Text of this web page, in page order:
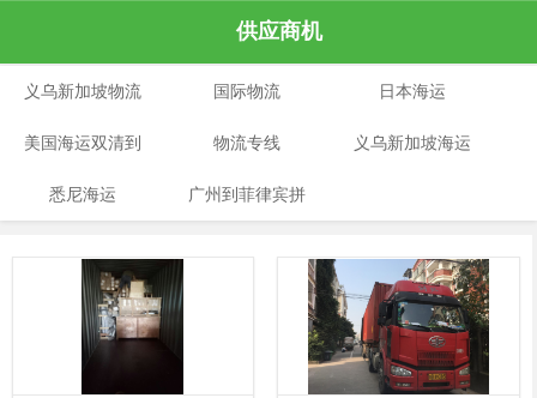
供应商机
义乌新加坡物流 国际物流 日本海运
美国海运双清到
门
物流专线 义乌新加坡海运
悉尼海运 广州到菲律宾拼